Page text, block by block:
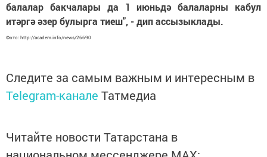
балалар бакчалары да 1 июньдә балаларны кабул
итәргә әзер булырга тиеш", - дип ассызыклады.
Фото: http://academ.info/news/26690
Следите за самым важным и интересным в
Telegram-канале Татмедиа
Читайте новости Татарстана в